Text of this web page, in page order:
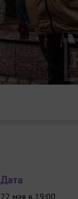
Дата
22 мая в 19:00